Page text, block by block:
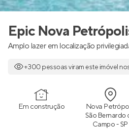
Epic Nova
Amplo lazer em localização
+300 pessoas viram este imóvel
Em construção Nova
São Bernardo
Campo - SP